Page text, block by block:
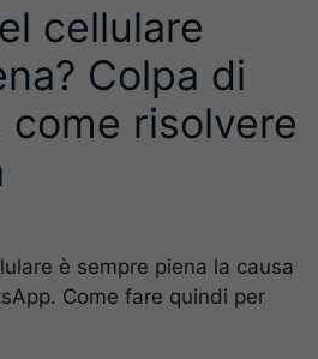
cellulare
Colpa di
come risolvere
è sempre piena la causa
Come fare quindi per